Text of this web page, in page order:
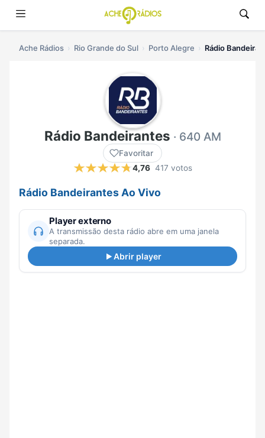
Ache Rádios Rio Grande do Sul Porto Alegre Rádio
Rádio Bandeirantes · 640 AM
Favoritar
4,76 417 votos
Rádio Bandeirantes Ao Vivo
Player externo
A transmissão desta rádio abre em uma janela
separada.
Abrir player